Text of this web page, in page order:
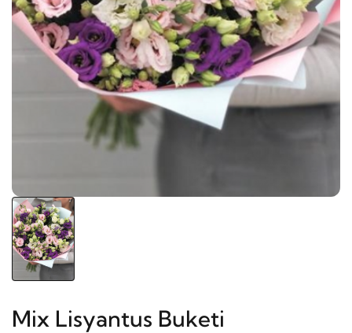
Mix Lisyantus Buketi